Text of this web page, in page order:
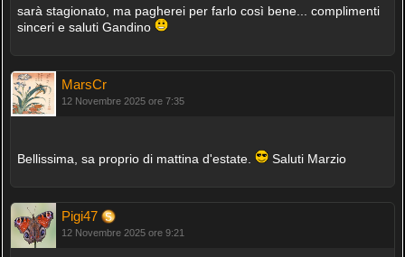
sarà stagionato, ma pagherei per farlo così bene... complimenti
sinceri e saluti Gandino
MarsCr
12 Novembre 2025 ore 7:35
Bellissima, sa proprio di mattina d'estate. Saluti Marzio
Pigi47
12 Novembre 2025 ore 9:21